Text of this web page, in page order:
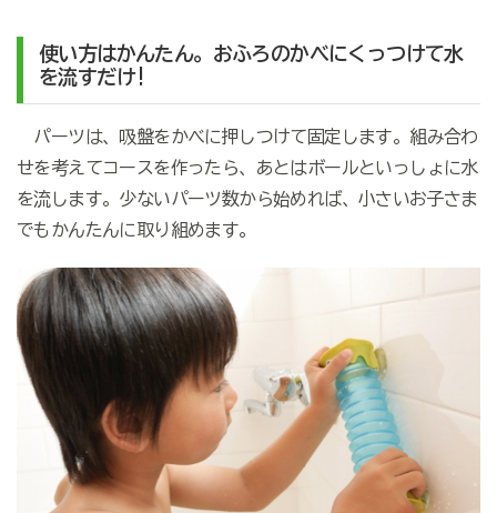
使い方はかんたん。おふろのかべにくっつけて水
を流すだけ!
パーツは、吸盤をかべに押しつけて固定します。組み合わ
せを考えてコースを作ったら、あとはボールといっしょに水
を流します。少ないパーツ数から始めれば、小さいお子さま
でもかんたんに取り組めます。